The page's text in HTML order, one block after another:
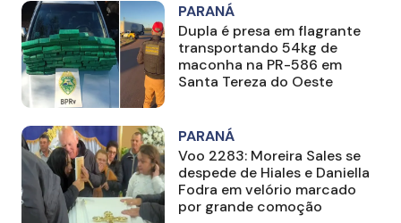
PARANÁ
Dupla é presa em flagrante
transportando 54kg de
maconha na PR-586 em
Santa Tereza do Oeste
PARANÁ
Voo 2283: Moreira Sales se
despede de Hiales e Daniella
Fodra em velório marcado
por grande comoção